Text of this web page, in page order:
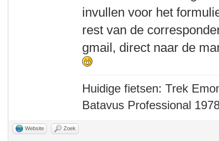
invullen voor het
rest van de
gmail, direct naar de
Huidige fietsen: Trek
Batavus Professional
Website Zoek